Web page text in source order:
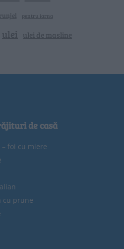
pentru iarna
ulei ulei de masline
de casă
foi cu miere
cu prune